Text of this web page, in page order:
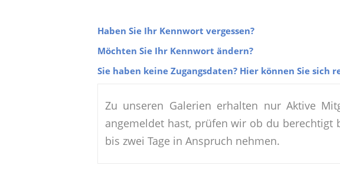
Haben Sie Ihr Kennwort vergessen?
Möchten Sie Ihr Kennwort ändern?
Sie haben keine Zugangsdaten? Hier können Sie sich
Zu unseren Galerien erhalten nur Aktive
angemeldet hast, prüfen wir ob du
bis zwei Tage in Anspruch nehmen.